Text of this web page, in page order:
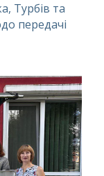
Турбів та
передачі